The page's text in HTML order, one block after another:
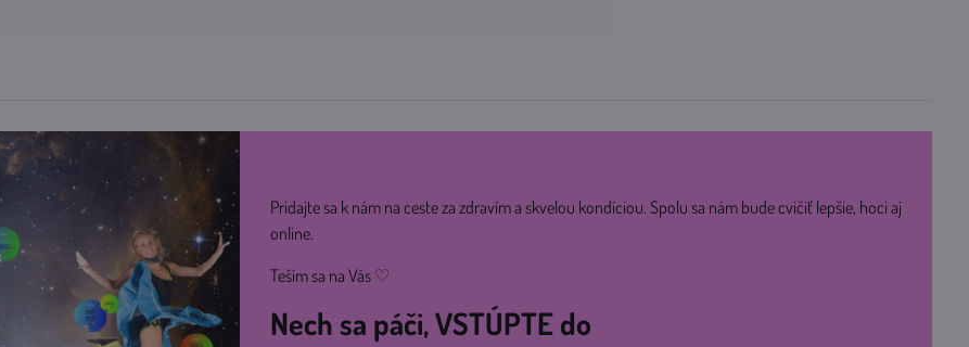
Pridajte sa k nám na ceste za zdravím a skvelou kondíciou. Spolu sa nám bude cvičiť lepšie, hoci aj
online.
Teším sa na Vás ♡
Nech sa páči, VSTÚPTE do